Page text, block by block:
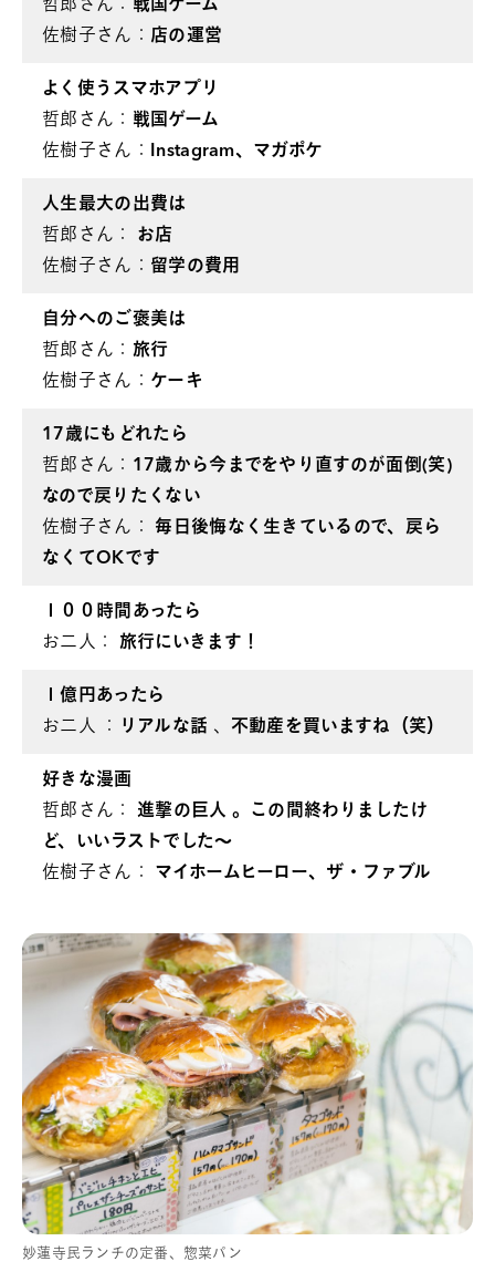
哲郎さん： 戦国ゲーム
佐樹子さん： 店の運営
よく使うスマホアプリ
哲郎さん： 戦国ゲーム
佐樹子さん：
Instagram、マガポケ
人生最大の出費は
哲郎さん：
お店
佐樹子さん： 留学の費用
自分へのご褒美は
哲郎さん： 旅行
佐樹子さん： ケーキ
17歳にもどれたら
哲郎さん： 17歳から今までをやり直すのが面倒(笑)
なので戻りたくない
佐樹子さん： 毎日後悔なく生きているので、戻ら
なくてOKです
１００時間あったら
お二人： 旅行にいきます！
１億円あったら
お二人 ：
リアルな話 、 不動産を買いますね（笑）
好きな漫画
哲郎さん： 進撃の巨人 。この間終わりましたけ
ど、いいラストでした～
佐樹子さん： マイホームヒーロー、ザ・ファブル
妙蓮寺民ランチの定番、惣菜パン